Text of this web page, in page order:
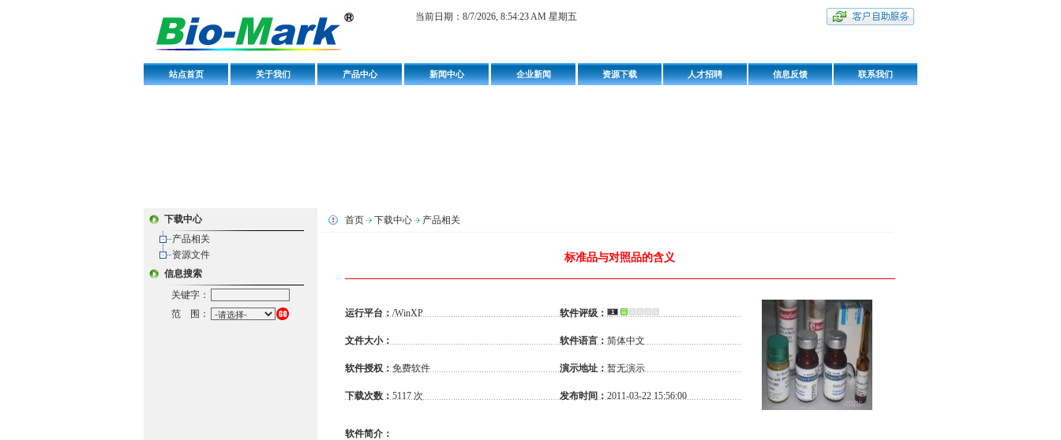
当前日期： 8/7/2026, 8:54:23 AM 星期五
站点首页 关于我们 产品中心 新闻中心 企业新闻 资源下载 人才招聘 信息反馈 联系我们
下载中心
产品相关
资源文件
信息搜索
关键字：
范 围：
首页 下载中心 产品相关
标准品与对照品的含义
运行平台： /WinXP 软件评级：
文件大小： 软件语言： 简体中文
软件授权： 免费软件 演示地址： 暂无演示
下载次数： 5117 次 发布时间： 2011-03-22 15:56:00
软件简介：